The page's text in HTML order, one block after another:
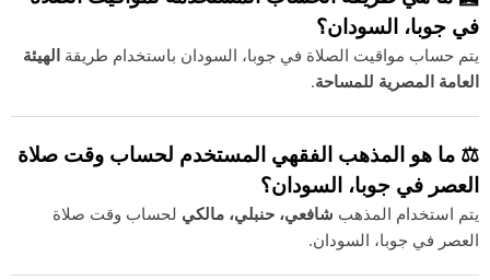
في جوبا، السودان؟
يتم حساب مواقيت الصلاة في جوبا، السودان باستخدام طريقة الهيئة
العامة المصرية للمساحة.
⚖️ ما هو المذهب الفقهي المستخدم لحساب وقت صلاة
العصر في جوبا، السودان؟
يتم استخدام المذهب شافعي، حنبلي، مالكي لحساب وقت صلاة
العصر في جوبا، السودان.